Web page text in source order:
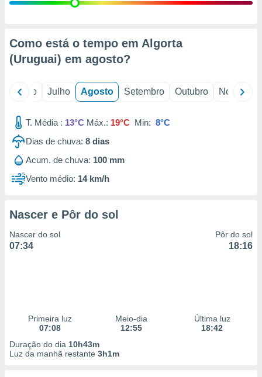
através
estudos
1199
Como está o tempo em Algorta
(Uruguai) em agosto?
Junho Julho Agosto Setembro Outubro Novembro
T. Média : 13°C Máx.: 19°C Min: 8°C
Dias de chuva: 8 dias
Acum. de chuva: 100 mm
Vento médio: 14 km/h
Nascer e Pôr do sol
Nascer do sol
07:34
Pôr do sol
18:16
Primeira luz
07:08
Meio-dia
12:55
Última luz
18:42
Duração do dia 10h43m
Luz da manhã restante 3h1m